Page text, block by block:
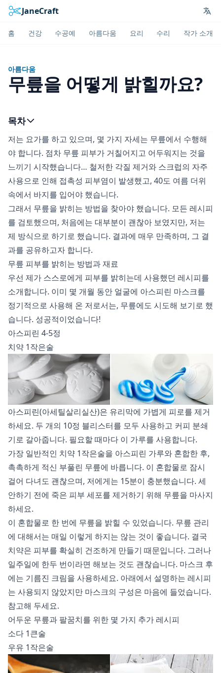
JaneCraft
홈 건강 수공예 아름다움 요리 수리 작가 소개
아름다움
무릎을 어떻게 밝힐까요?
저는 요가를 하고 있으며, 몇 가지 자세는 무릎에서 수행해
야 합니다. 점차 무릎 피부가 거칠어지고 어두워지는 것을
느끼기 시작했습니다… 철저한 각질 제거와 스크럽의 자주
사용으로 인해 접촉성 피부염이 발생했고, 40도 여름 더위
속에서 바지를 입어야 했습니다.
그래서 무릎을 밝히는 방법을 찾아야 했습니다. 모든 레시피
를 검토했으며, 처음에는 대부분이 괜찮아 보였지만, 저는
제 방식으로 하기로 했습니다. 결과에 매우 만족하며, 그 결
과를 공유하고자 합니다.
무릎 피부를 밝히는 방법과 재료
우선 제가 스스로에게 피부를 밝히는데 사용했던 레시피를
소개합니다. 이미 몇 개월 동안 얼굴에 아스피린 마스크를
정기적으로 사용해 온 저로서는, 무릎에도 시도해 보기로 했
습니다. 성공적이었습니다!
아스피린 4-5정
치약 1작은술
아스피린(아세틸살리실산)은 유리막에 가볍게 피로를 제거
하세요. 두 개의 10정 블리스터를 모두 사용하고 커피 분쇄
기로 갈아줍니다. 필요할 때마다 이 가루를 사용합니다.
가장 일반적인 치약 1작은술을 아스피린 가루와 혼합한 후,
촉촉하게 적신 부풀린 무릎에 바릅니다. 이 혼합물로 잠시
걸어 다녀도 괜찮으며, 저에게는 15분이 충분했습니다. 세
안하기 전에 죽은 피부 세포를 제거하기 위해 무릎을 마사지
하세요.
이 혼합물로 한 번에 무릎을 밝힐 수 있었습니다. 무릎 관리
에 대해서는 매일 이렇게 하지는 않는 것이 좋습니다. 결국
치약은 피부를 확실히 건조하게 만들기 때문입니다. 그러나
일주일에 한두 번이라면 해보는 것도 괜찮습니다. 마스크 후
에는 기름진 크림을 사용하세요. 아래에서 설명하는 레시피
는 사용되지 않았지만 마스크의 구성은 마음에 들었습니다.
참고해 두세요.
어두운 무릎과 팔꿈치를 위한 몇 가지 추가 레시피
소다 1큰술
우유 1작은술
목차